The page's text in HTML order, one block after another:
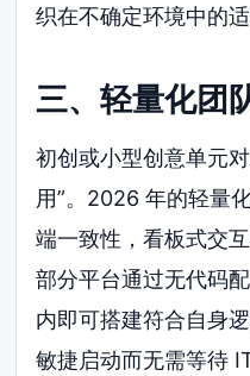
织在不确定环境中的
三、轻量化团
初创或小型创意单元
用”。2026 年的轻量
端一致性，看板式交
部分平台通过无代码
内即可搭建符合自身
敏捷启动而无需等待